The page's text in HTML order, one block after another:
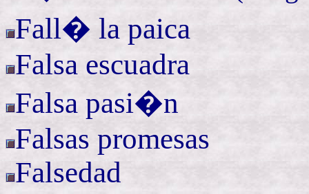
Fall� la paica
Falsa escuadra
Falsa pasi�n
Falsas promesas
Falsedad